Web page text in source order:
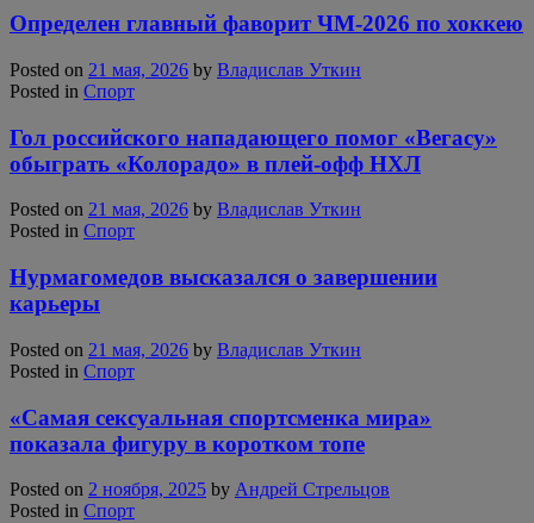
Определен главный фаворит ЧМ-2026 по хоккею
Posted on 21 мая, 2026 by Владислав Уткин
Posted in Спорт
Гол российского нападающего помог «Вегасу»
обыграть «Колорадо» в плей-офф НХЛ
Posted on 21 мая, 2026 by Владислав Уткин
Posted in Спорт
Нурмагомедов высказался о завершении
карьеры
Posted on 21 мая, 2026 by Владислав Уткин
Posted in Спорт
«Самая сексуальная спортсменка мира»
показала фигуру в коротком топе
Posted on 2 ноября, 2025 by Андрей Стрельцов
Posted in Спорт